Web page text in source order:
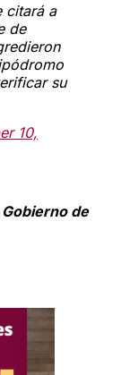
citará a
de
su
10,
de